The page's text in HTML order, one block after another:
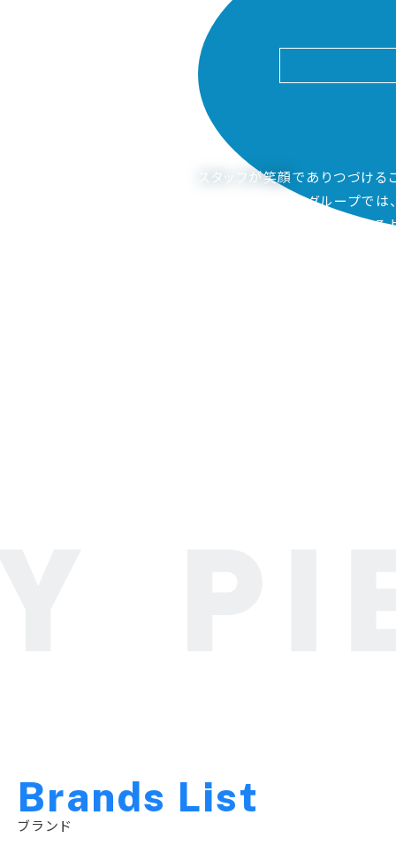
スタッフが笑顔でありつづける
ピアーサーティーグループでは
ご家族も笑顔になってもらえる
Brands List
ブランド